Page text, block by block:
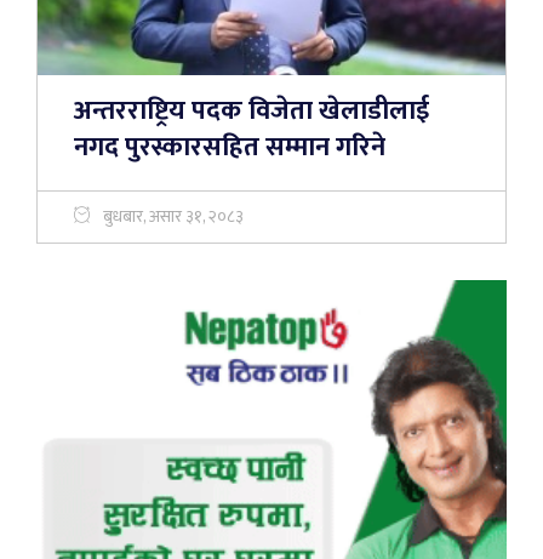
अन्तरराष्ट्रिय पदक विजेता खेलाडीलाई
नगद पुरस्कारसहित सम्मान गरिने
बुधबार, असार ३१, २०८३